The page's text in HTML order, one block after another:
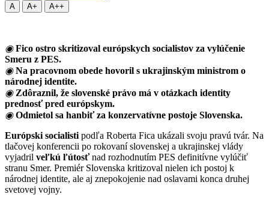
A A+ A++
◉ Fico ostro skritizoval európskych socialistov za vylúčenie
Smeru z PES.
◉ Na pracovnom obede hovoril s ukrajinským ministrom o
národnej identite.
◉ Zdôraznil, že slovenské právo má v otázkach identity
prednosť pred európskym.
◉ Odmietol sa hanbiť za konzervatívne postoje Slovenska.
Európski socialisti podľa Roberta Fica ukázali svoju pravú tvár. Na
tlačovej konferencii po rokovaní slovenskej a ukrajinskej vlády
vyjadril veľkú ľútosťnad rozhodnutím PES definitívne vylúčiť
stranu Smer. Premiér Slovenska kritizoval nielen ich postoj k
národnej identite, ale aj znepokojenie nad oslavami konca druhej
svetovej vojny.